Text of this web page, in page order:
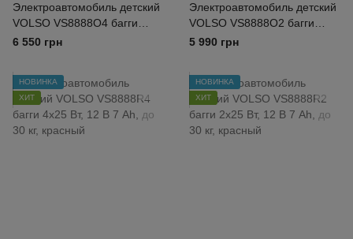
Электроавтомобиль детский
VOLSO VS8888O4 багги
4х25 Вт, 12 В 7 Ah, до 30 кг,
6 550 грн
Электроавтомобиль детский
VOLSO VS8888O2 багги
2х25 Вт, 12 В 7 Ah, до 30 кг,
5 990 грн
НОВИНКА
ХИТ
НОВИНКА
ХИТ